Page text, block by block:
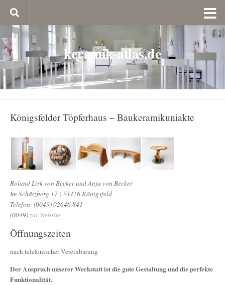
keramik-atlas.de
Königsfelder Töpferhaus – Baukeramikuniakte
Roland Lirk von Becker und Anja von Becker
Im Schätzberg 17 | 53426 Königsfeld
Telefon: (0049) 02646 841
(0049)zur Website
Öffnungszeiten
nach telefonischer Vereinbarung
Der Anspruch unserer Werkstatt ist die gute Gestaltung und die perfekte
Funktionalität.